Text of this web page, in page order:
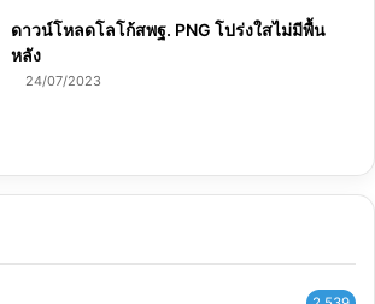
ดาวน์โหลดโลโก้สพฐ. PNG โปร่งใสไม่มีพื้น
หลัง
24/07/2023